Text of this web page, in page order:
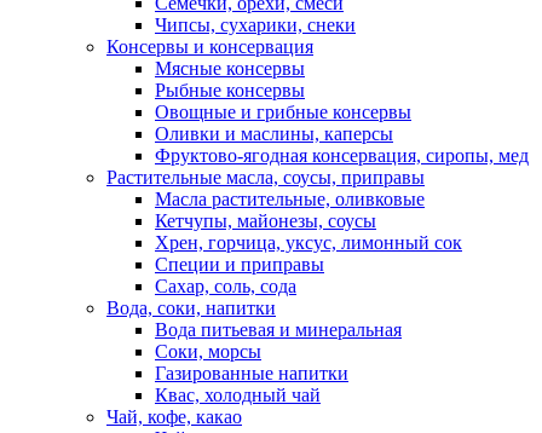
Чипсы, сухарики, снеки
Консервы и консервация
Мясные консервы
Рыбные консервы
Овощные и грибные консервы
Оливки и маслины, каперсы
Фруктово-ягодная консервация, сиропы, мед
Растительные масла, соусы, приправы
Масла растительные, оливковые
Кетчупы, майонезы, соусы
Хрен, горчица, уксус, лимонный сок
Специи и приправы
Сахар, соль, сода
Вода, соки, напитки
Вода питьевая и минеральная
Соки, морсы
Газированные напитки
Квас, холодный чай
Чай, кофе, какао